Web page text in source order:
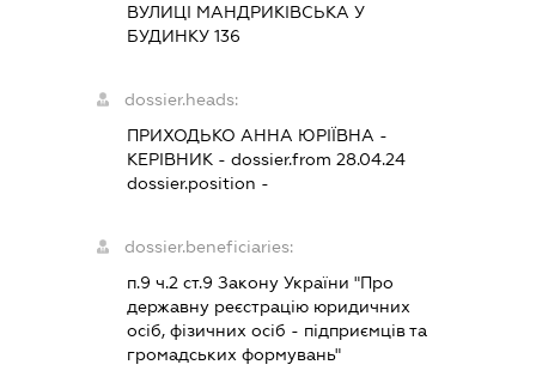
ВУЛИЦІ МАНДРИКІВСЬКА У
БУДИНКУ 136
dossier.heads:
ПРИХОДЬКО АННА ЮРІЇВНА -
КЕРІВНИК - dossier.from 28.04.24
dossier.position -
dossier.beneficiaries:
п.9 ч.2 ст.9 Закону України "Про
державну реєстрацію юридичних
осіб, фізичних осіб - підприємців та
громадських формувань"